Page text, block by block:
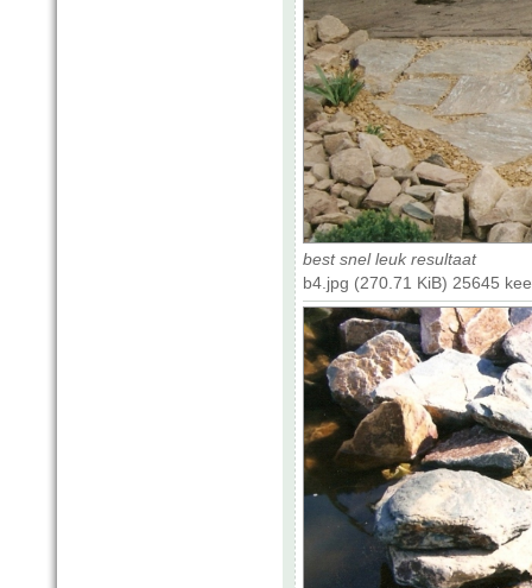
best snel leuk resultaat
b4.jpg (270.71 KiB) 25645